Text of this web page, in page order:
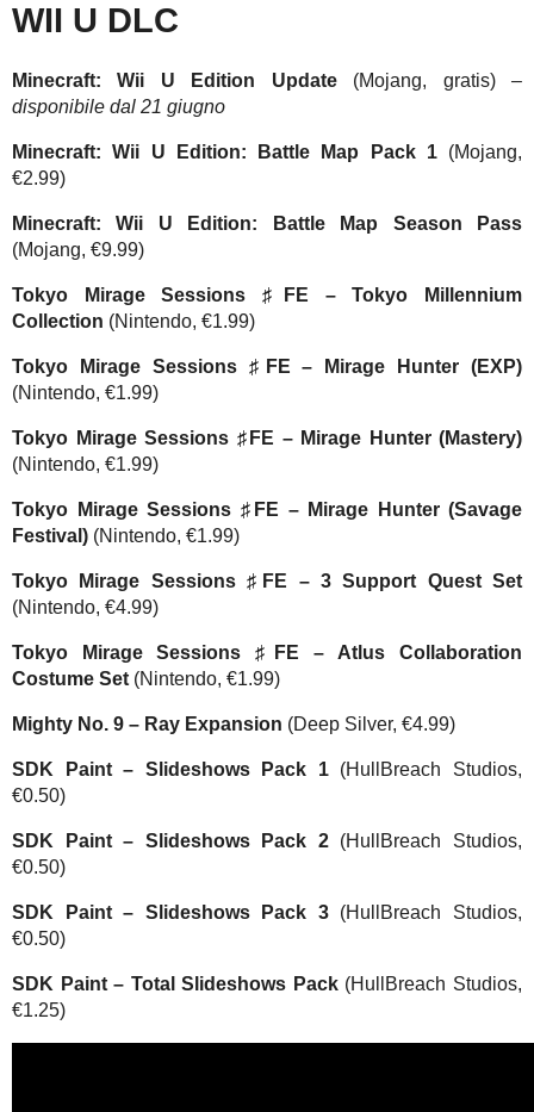
WII U DLC
Minecraft: Wii U Edition Update(Mojang, gratis)–
disponibile dal 21 giugno
Minecraft: Wii U Edition: Battle Map Pack 1(Mojang,
€2.99)
Minecraft: Wii U Edition: Battle Map Season Pass
(Mojang, €9.99)
Tokyo Mirage Sessions ♯FE –
Tokyo Millennium
Collection (Nintendo, €1.99)
Tokyo Mirage Sessions ♯FE –
Mirage Hunter (EXP)
(Nintendo, €1.99)
Tokyo Mirage Sessions ♯FE – Mirage Hunter (Mastery)
(Nintendo, €1.99)
Tokyo Mirage Sessions ♯FE – Mirage Hunter (Savage
Festival) (Nintendo, €1.99)
Tokyo Mirage Sessions ♯FE – 3 Support Quest Set
(Nintendo, €4.99)
Tokyo Mirage Sessions ♯FE –
Atlus Collaboration
Costume Set (Nintendo, €1.99)
Mighty No. 9 – Ray Expansion (Deep Silver, €4.99)
SDK Paint – Slideshows Pack 1(HullBreach Studios,
€0.50)
SDK Paint – Slideshows Pack 2(HullBreach Studios,
€0.50)
SDK Paint – Slideshows Pack 3(HullBreach Studios,
€0.50)
SDK Paint – Total Slideshows Pack(HullBreach Studios,
€1.25)